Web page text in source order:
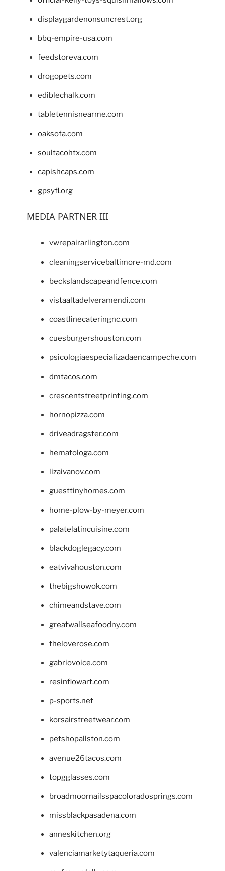
displaygardenonsuncrest.org
bbq-empire-usa.com
feedstoreva.com
drogopets.com
ediblechalk.com
tabletennisnearme.com
oaksofa.com
soultacohtx.com
capishcaps.com
gpsyfl.org
MEDIA PARTNER III
vwrepairarlington.com
cleaningservicebaltimore-md.com
beckslandscapeandfence.com
vistaaltadelveramendi.com
coastlinecateringnc.com
cuesburgershouston.com
psicologiaespecializadaencampeche.com
dmtacos.com
crescentstreetprinting.com
hornopizza.com
driveadragster.com
hematologa.com
lizaivanov.com
guesttinyhomes.com
home-plow-by-meyer.com
palatelatincuisine.com
blackdoglegacy.com
eatvivahouston.com
thebigshowok.com
chimeandstave.com
greatwallseafoodny.com
theloverose.com
gabriovoice.com
resinflowart.com
p-sports.net
korsairstreetwear.com
petshopallston.com
avenue26tacos.com
topgglasses.com
broadmoornailsspacoloradosprings.com
missblackpasadena.com
anneskitchen.org
valenciamarketytaqueria.com